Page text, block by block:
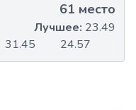
61 место
31.45 24.57
Лучшее: 23.49